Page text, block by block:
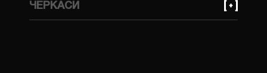
вулиця 4я Поздовжня 76 - А
ЧЕРКАСИ